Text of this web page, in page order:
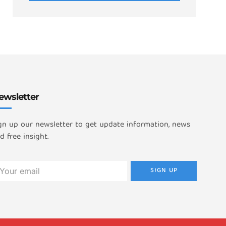
up our newsletter to get update information, news
free insight.
SIGN UP